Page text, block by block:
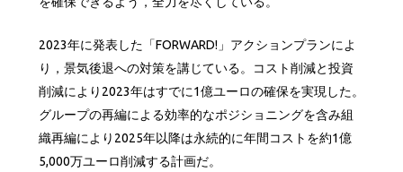
2023年に発表した「FORWARD!」アクションプランによ
り，景気後退への対策を講じている。コスト削減と投資
削減により2023年はすでに1億ユーロの確保を実現した。
グループの再編による効率的なポジショニングを含み組
織再編により2025年以降は永続的に年間コストを約1億
5,000万ユーロ削減する計画だ。